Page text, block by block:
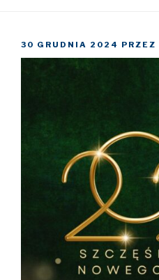
OPUBLIKOWANE
W
30 GRUDNIA 2024 PRZEZ